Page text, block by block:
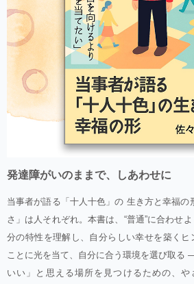
発達障がいのままで、しあわせに
当事者が語る「十人十色」の 生き方と幸福の
さ」は人それぞれ。本書は、“普通”に合わせ
分の特性を理解し、自分らしい幸せを築くヒ
ことに光を当て、自分に合う環境を選び取
いい」と思える場所を見つけるための、